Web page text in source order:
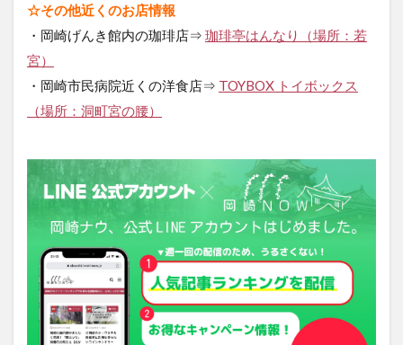
☆その他近くのお店情報
・岡崎げんき館内の珈琲店⇒ 珈琲亭はんなり（場所：若
宮）
・岡崎市民病院近くの洋食店⇒ TOYBOX トイボックス
（場所：洞町宮の腰）